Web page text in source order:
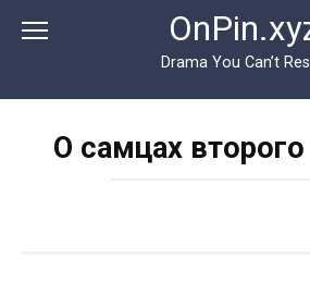
Drama You Can’t
О самцах